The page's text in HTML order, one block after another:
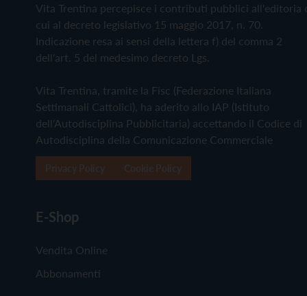
Vita Trentina percepisce i contributi pubblici all'editoria
cui al decreto legislativo 15 maggio 2017, n. 70.
Indicazione resa ai sensi della lettera f) del comma 2
dell'art. 5 del medesimo decreto Lgs.
Vita Trentina, tramite la Fisc (Federazione Italiana
Settimanali Cattolici), ha aderito allo IAP (Istituto
dell'Autodisciplina Pubblicitaria) accettando il Codice di
Autodisciplina della Comunicazione Commerciale
E-Shop
Vendita Online
Abbonamenti